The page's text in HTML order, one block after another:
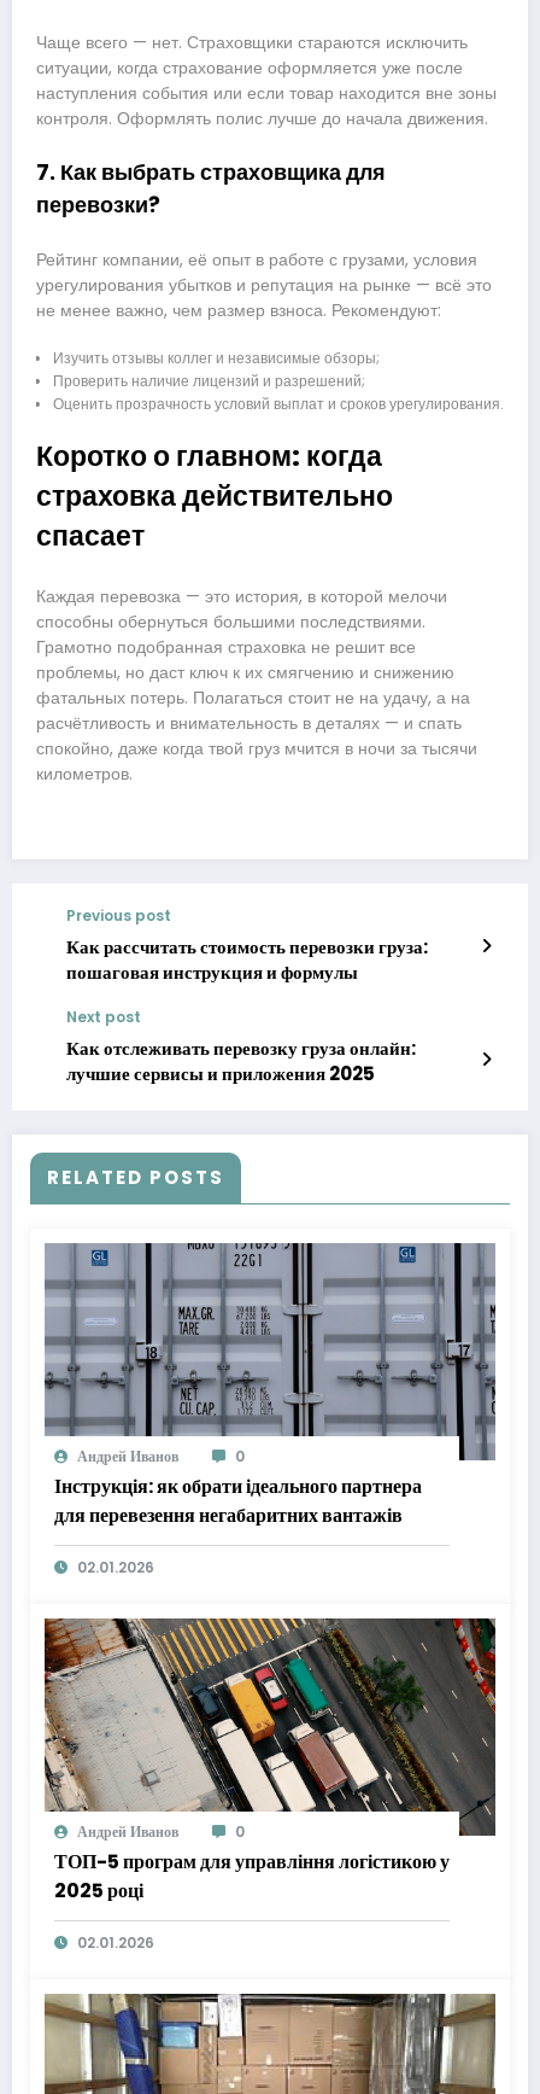
Чаще всего — нет. Страховщики стараются исключить
ситуации, когда страхование оформляется уже после
наступления события или если товар находится вне зоны
контроля. Оформлять полис лучше до начала движения.
7. Как выбрать страховщика для
перевозки?
Рейтинг компании, её опыт в работе с грузами, условия
урегулирования убытков и репутация на рынке — всё это
не менее важно, чем размер взноса. Рекомендуют:
Изучить отзывы коллег и независимые обзоры;
Проверить наличие лицензий и разрешений;
Оценить прозрачность условий выплат и сроков урегулирования.
Коротко о главном: когда
страховка действительно
спасает
Каждая перевозка — это история, в которой мелочи
способны обернуться большими последствиями.
Грамотно подобранная страховка не решит все
проблемы, но даст ключ к их смягчению и снижению
фатальных потерь. Полагаться стоит не на удачу, а на
расчётливость и внимательность в деталях — и спать
спокойно, даже когда твой груз мчится в ночи за тысячи
километров.
Previous post
Как рассчитать стоимость перевозки груза:
пошаговая инструкция и формулы
Next post
Как отслеживать перевозку груза онлайн:
лучшие сервисы и приложения 2025
RELATED POSTS
Андрей Иванов 0
Інструкція: як обрати ідеального партнера
для перевезення негабаритних вантажів
02.01.2026
Андрей Иванов 0
ТОП-5 програм для управління логістикою у
2025 році
02.01.2026